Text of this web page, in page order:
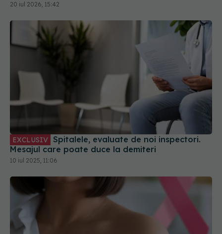
20 iul 2026, 15:42
EXCLUSIV
Mesajul care poate duce la demiteri
10 iul 2025, 11:06